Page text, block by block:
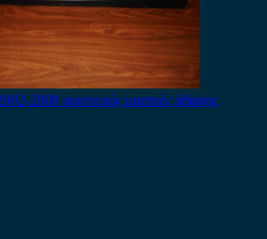
2008 αριστερός μασπιές άβαφος